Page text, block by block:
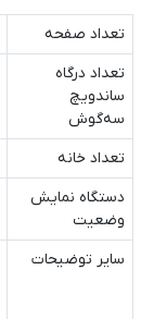
تعداد صفحه
تعداد درگاه
ساندویچ‌
سه‌گوش
تعداد خانه
دستگاه نمایش
وضعیت
سایر توضیحات